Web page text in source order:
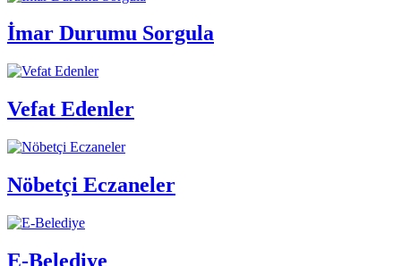
İmar Durumu Sorgula
Vefat Edenler
Nöbetçi Eczaneler
E-Belediye